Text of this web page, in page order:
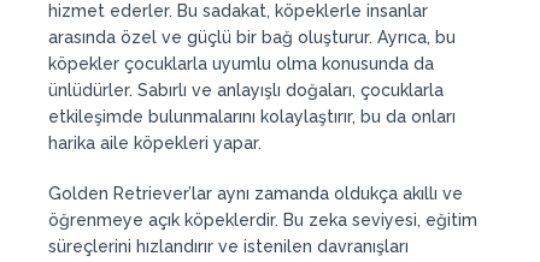
hizmet ederler. Bu sadakat, köpeklerle insanlar
arasında özel ve güçlü bir bağ oluşturur. Ayrıca, bu
köpekler çocuklarla uyumlu olma konusunda da
ünlüdürler. Sabırlı ve anlayışlı doğaları, çocuklarla
etkileşimde bulunmalarını kolaylaştırır, bu da onları
harika aile köpekleri yapar.
Golden Retriever’lar aynı zamanda oldukça akıllı ve
öğrenmeye açık köpeklerdir. Bu zeka seviyesi, eğitim
süreçlerini hızlandırır ve istenilen davranışları